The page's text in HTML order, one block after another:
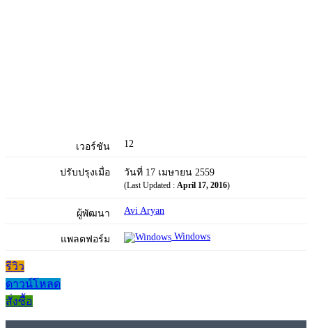
เวอร์ชัน 12
ปรับปรุงเมื่อ วันที่ 17 เมษายน 2559
(Last Updated : April 17, 2016)
ผู้พัฒนา Avi Aryan
แพลตฟอร์ม Windows
รีวิว
ดาวน์โหลด
สั่งซื้อ